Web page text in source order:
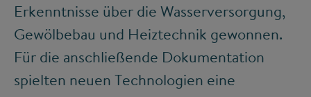
Erkenntnisse über die Wasserversorgung,
Gewölbebau und Heiztechnik gewonnen.
Für die anschließende Dokumentation
spielten neuen Technologien eine